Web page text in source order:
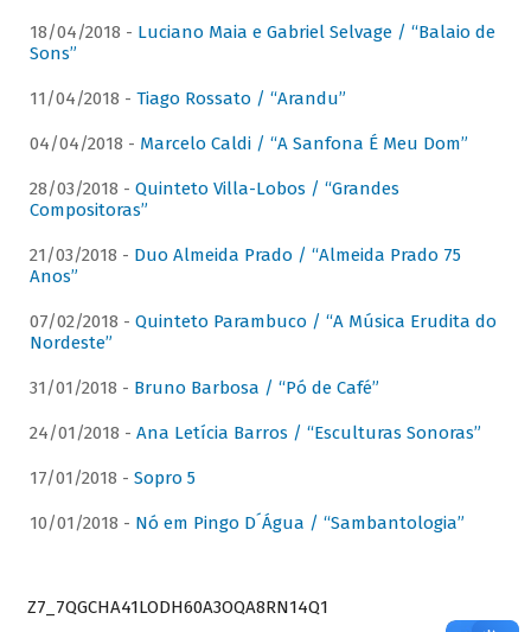
18/04/2018 - Luciano Maia e Gabriel Selvage / “Balaio de
Sons”
11/04/2018 - Tiago Rossato / “Arandu”
04/04/2018 - Marcelo Caldi / “A Sanfona É Meu Dom”
28/03/2018 - Quinteto Villa-Lobos / “Grandes
Compositoras”
21/03/2018 - Duo Almeida Prado / “Almeida Prado 75
Anos”
07/02/2018 - Quinteto Parambuco / “A Música Erudita do
Nordeste”
31/01/2018 - Bruno Barbosa / “Pó de Café”
24/01/2018 - Ana Letícia Barros / “Esculturas Sonoras”
17/01/2018 - Sopro 5
10/01/2018 - Nó em Pingo D´Água / “Sambantologia”
Z7_7QGCHA41LODH60A3OQA8RN14Q1